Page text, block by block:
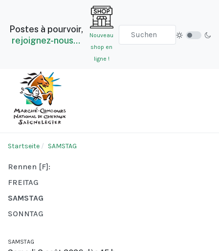
Postes à pourvoir,
rejoignez-nous…
Nouveau
shop en
ligne !
Startseite SAMSTAG
Rennen [F]:
FREITAG
SAMSTAG
SONNTAG
SAMSTAG